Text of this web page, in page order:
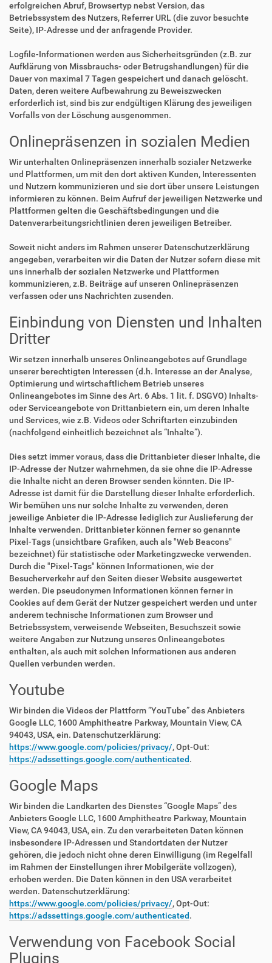
erfolgreichen Abruf, Browsertyp nebst Version, das
Betriebssystem des Nutzers, Referrer URL (die zuvor besuchte
Seite), IP-Adresse und der anfragende Provider.
Logfile-Informationen werden aus Sicherheitsgründen (z.B. zur
Aufklärung von Missbrauchs- oder Betrugshandlungen) für die
Dauer von maximal 7 Tagen gespeichert und danach gelöscht.
Daten, deren weitere Aufbewahrung zu Beweiszwecken
erforderlich ist, sind bis zur endgültigen Klärung des jeweiligen
Vorfalls von der Löschung ausgenommen.
Onlinepräsenzen in sozialen Medien
Wir unterhalten Onlinepräsenzen innerhalb sozialer Netzwerke
und Plattformen, um mit den dort aktiven Kunden, Interessenten
und Nutzern kommunizieren und sie dort über unsere Leistungen
informieren zu können. Beim Aufruf der jeweiligen Netzwerke und
Plattformen gelten die Geschäftsbedingungen und die
Datenverarbeitungsrichtlinien deren jeweiligen Betreiber.
Soweit nicht anders im Rahmen unserer Datenschutzerklärung
angegeben, verarbeiten wir die Daten der Nutzer sofern diese mit
uns innerhalb der sozialen Netzwerke und Plattformen
kommunizieren, z.B. Beiträge auf unseren Onlinepräsenzen
verfassen oder uns Nachrichten zusenden.
Einbindung von Diensten und Inhalten
Dritter
Wir setzen innerhalb unseres Onlineangebotes auf Grundlage
unserer berechtigten Interessen (d.h. Interesse an der Analyse,
Optimierung und wirtschaftlichem Betrieb unseres
Onlineangebotes im Sinne des Art. 6 Abs. 1 lit. f. DSGVO) Inhalts-
oder Serviceangebote von Drittanbietern ein, um deren Inhalte
und Services, wie z.B. Videos oder Schriftarten einzubinden
(nachfolgend einheitlich bezeichnet als “Inhalte”).
Dies setzt immer voraus, dass die Drittanbieter dieser Inhalte, die
IP-Adresse der Nutzer wahrnehmen, da sie ohne die IP-Adresse
die Inhalte nicht an deren Browser senden könnten. Die IP-
Adresse ist damit für die Darstellung dieser Inhalte erforderlich.
Wir bemühen uns nur solche Inhalte zu verwenden, deren
jeweilige Anbieter die IP-Adresse lediglich zur Auslieferung der
Inhalte verwenden. Drittanbieter können ferner so genannte
Pixel-Tags (unsichtbare Grafiken, auch als "Web Beacons"
bezeichnet) für statistische oder Marketingzwecke verwenden.
Durch die "Pixel-Tags" können Informationen, wie der
Besucherverkehr auf den Seiten dieser Website ausgewertet
werden. Die pseudonymen Informationen können ferner in
Cookies auf dem Gerät der Nutzer gespeichert werden und unter
anderem technische Informationen zum Browser und
Betriebssystem, verweisende Webseiten, Besuchszeit sowie
weitere Angaben zur Nutzung unseres Onlineangebotes
enthalten, als auch mit solchen Informationen aus anderen
Quellen verbunden werden.
Youtube
Wir binden die Videos der Plattform “YouTube” des Anbieters
Google LLC, 1600 Amphitheatre Parkway, Mountain View, CA
94043, USA, ein. Datenschutzerklärung:
https://www.google.com/policies/privacy/, Opt-Out:
https://adssettings.google.com/authenticated.
Google Maps
Wir binden die Landkarten des Dienstes “Google Maps” des
Anbieters Google LLC, 1600 Amphitheatre Parkway, Mountain
View, CA 94043, USA, ein. Zu den verarbeiteten Daten können
insbesondere IP-Adressen und Standortdaten der Nutzer
gehören, die jedoch nicht ohne deren Einwilligung (im Regelfall
im Rahmen der Einstellungen ihrer Mobilgeräte vollzogen),
erhoben werden. Die Daten können in den USA verarbeitet
werden. Datenschutzerklärung:
https://www.google.com/policies/privacy/, Opt-Out:
https://adssettings.google.com/authenticated.
Verwendung von Facebook Social
Plugins